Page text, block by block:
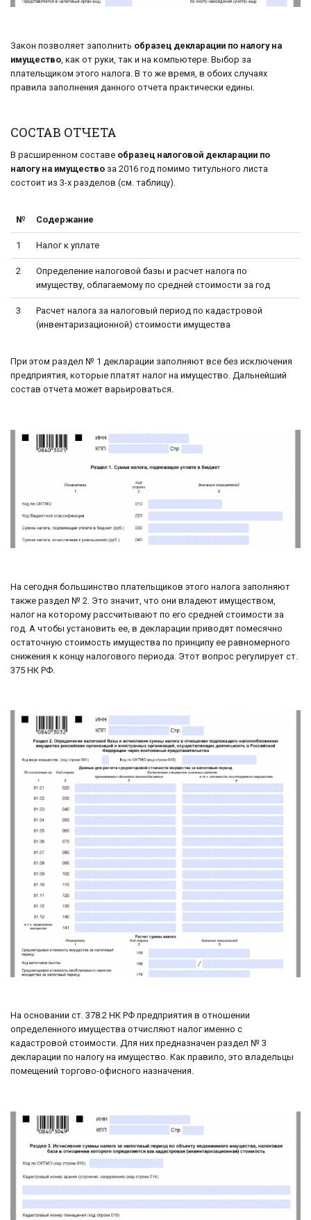
Закон позволяет заполнить образец декларации по налогу на
имущество , как от руки, так и на компьютере. Выбор за
плательщиком этого налога. В то же время, в обоих случаях
правила заполнения данного отчета практически едины.
СОСТАВ ОТЧЕТА
В расширенном составе образец налоговой декларации по
налогу на имущество за 2016 год помимо титульного листа
состоит из 3-х разделов (см. таблицу).
№ Содержание
1 Налог к уплате
2
Определение налоговой базы и расчет налога по
имуществу, облагаемому по средней стоимости за год
3
Расчет налога за налоговый период по кадастровой
(инвентаризационной) стоимости имущества
При этом раздел № 1 декларации заполняют все без исключения
предприятия, которые платят налог на имущество. Дальнейший
состав отчета может варьироваться.
На сегодня большинство плательщиков этого налога заполняют
также раздел № 2. Это значит, что они владеют имуществом,
налог на которому рассчитывают по его средней стоимости за
год. А чтобы установить ее, в декларации приводят помесячно
остаточную стоимость имущества по принципу ее равномерного
снижения к концу налогового периода. Этот вопрос регулирует ст.
375 НК РФ.
На основании ст. 378.2 НК РФ предприятия в отношении
определенного имущества отчисляют налог именно с
кадастровой стоимости. Для них предназначен раздел № 3
декларации по налогу на имущество. Как правило, это владельцы
помещений торгово-офисного назначения.